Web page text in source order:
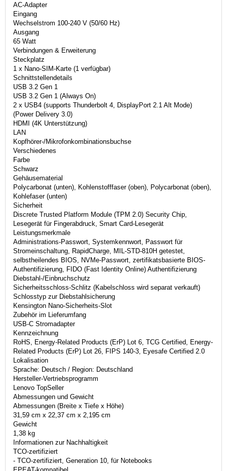
AC-Adapter
Eingang
Wechselstrom 100-240 V (50/60 Hz)
Ausgang
65 Watt
Verbindungen & Erweiterung
Steckplatz
1 x Nano-SIM-Karte (1 verfügbar)
Schnittstellendetails
USB 3.2 Gen 1
USB 3.2 Gen 1 (Always On)
2 x USB4 (supports Thunderbolt 4, DisplayPort 2.1 Alt Mode)
(Power Delivery 3.0)
HDMI (4K Unterstützung)
LAN
Kopfhörer-/Mikrofonkombinationsbuchse
Verschiedenes
Farbe
Schwarz
Gehäusematerial
Polycarbonat (unten), Kohlenstofffaser (oben), Polycarbonat (oben),
Kohlefaser (unten)
Sicherheit
Discrete Trusted Platform Module (TPM 2.0) Security Chip,
Lesegerät für Fingerabdruck, Smart Card-Lesegerät
Leistungsmerkmale
Administrations-Passwort, Systemkennwort, Passwort für
Stromeinschaltung, RapidCharge, MIL-STD-810H getestet,
selbstheilendes BIOS, NVMe-Passwort, zertifikatsbasierte BIOS-
Authentifizierung, FIDO (Fast Identity Online) Authentifizierung
Diebstahl-/Einbruchschutz
Sicherheitsschloss-Schlitz (Kabelschloss wird separat verkauft)
Schlosstyp zur Diebstahlsicherung
Kensington Nano-Sicherheits-Slot
Zubehör im Lieferumfang
USB-C Stromadapter
Kennzeichnung
RoHS, Energy-Related Products (ErP) Lot 6, TCG Certified, Energy-
Related Products (ErP) Lot 26, FIPS 140-3, Eyesafe Certified 2.0
Lokalisation
Sprache: Deutsch / Region: Deutschland
Hersteller-Vertriebsprogramm
Lenovo TopSeller
Abmessungen und Gewicht
Abmessungen (Breite x Tiefe x Höhe)
31,59 cm x 22,37 cm x 2,195 cm
Gewicht
1,38 kg
Informationen zur Nachhaltigkeit
TCO-zertifiziert
- TCO-zertifiziert, Generation 10, für Notebooks
EPEAT-kompatibel